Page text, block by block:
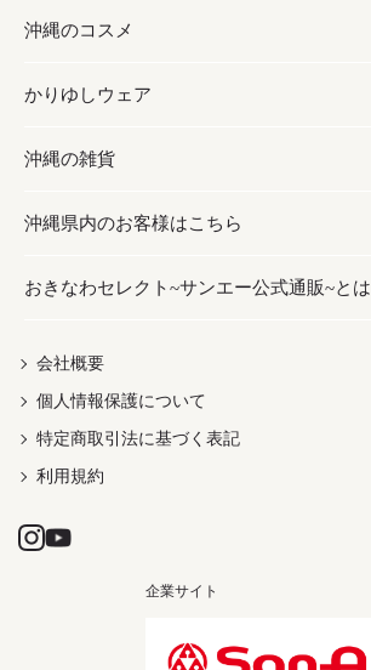
沖縄そば／乾麺
レトルト食品
乾物／粉類
塩
お酢／ドレッシング
しょうゆ
みそ
だし／スパイス／島唐辛子
黒糖
ちんすこう
伝統菓子
スナック
おつまみ
紅芋
お酒・ドリンク
泡盛
ビール・チューハイ
ワイン・ウィスキー・カクテル
ドリンク
茶葉
沖縄のコスメ
コスメ
スキンケア
ボディケア
ヘアケア
UVケア
かりゆしウェア
かりゆしウェア
メンズ
レディース
沖縄の雑貨
雑貨
沖縄ファッション
伝統工芸品
沖縄県内のお客様はこちら
おきなわセレクト~サンエー公式通販~とは
会社概要
個人情報保護について
特定商取引法に基づく表記
利用規約
企業サイト